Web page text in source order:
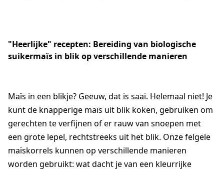
"Heerlijke" recepten: Bereiding van biologische
suikermaïs in blik op verschillende manieren
Maïs in een blikje? Geeuw, dat is saai. Helemaal niet! Je
kunt de knapperige maïs uit blik koken, gebruiken om
gerechten te verfijnen of er rauw van snoepen met
een grote lepel, rechtstreeks uit het blik. Onze felgele
maïskorrels kunnen op verschillende manieren
worden gebruikt: wat dacht je van een kleurrijke